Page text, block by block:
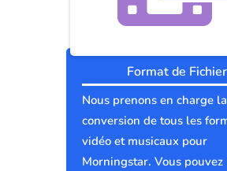
Format de Fichier
Nous prenons en charge la
conversion de tous les
vidéo et musicaux pour
Morningstar. Vous pouvez